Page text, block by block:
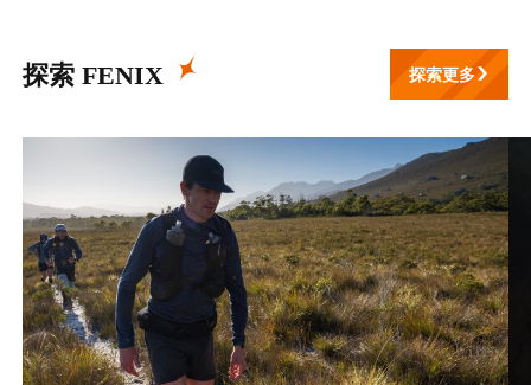
探索 FENIX 探索更多